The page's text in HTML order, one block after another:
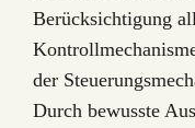
Berücksichtigung
der
Durch bewusste